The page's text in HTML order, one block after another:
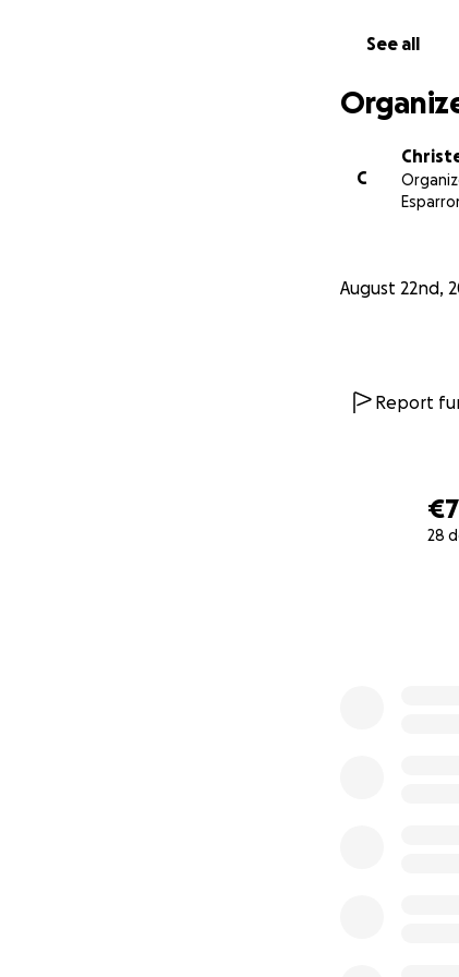
28
devons
fourrière et
See all
C
August 22nd,
Report